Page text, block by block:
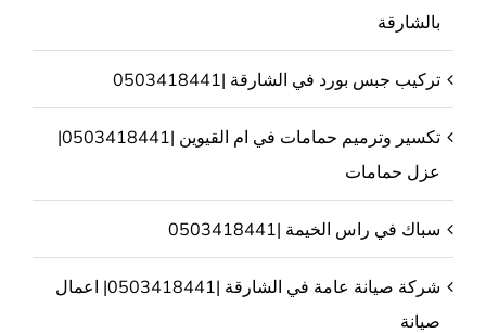
بالشارقة
تركيب جبس بورد في الشارقة |0503418441
تكسير وترميم حمامات في ام القيوين |0503418441|
عزل حمامات
سباك في راس الخيمة |0503418441
شركة صيانة عامة في الشارقة |0503418441| اعمال
صيانة